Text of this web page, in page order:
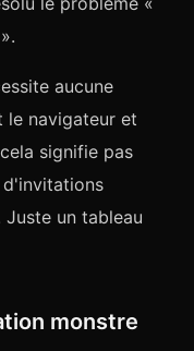
aucune
navigateur et
signifie pas
un tableau
monstre